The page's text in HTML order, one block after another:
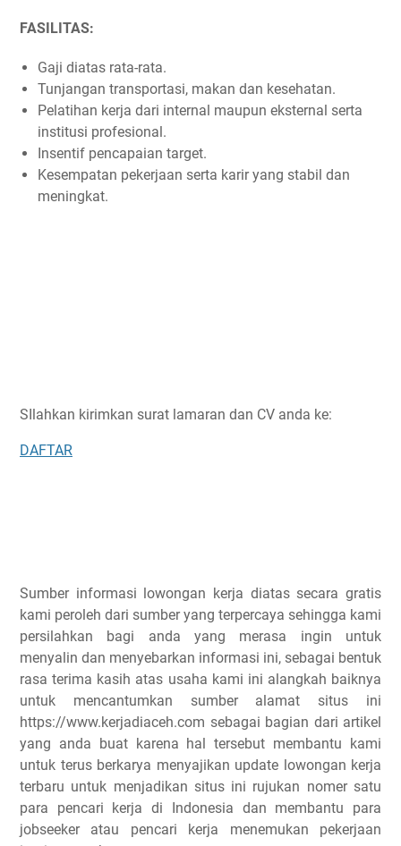
FASILITAS:
Gaji diatas rata-rata.
Tunjangan transportasi, makan dan kesehatan.
Pelatihan kerja dari internal maupun eksternal serta
institusi profesional.
Insentif pencapaian target.
Kesempatan pekerjaan serta karir yang stabil dan
meningkat.
SIlahkan kirimkan surat lamaran dan CV anda ke:
DAFTAR
Sumber informasi lowongan kerja diatas secara gratis
kami peroleh dari sumber yang terpercaya sehingga kami
persilahkan bagi anda yang merasa ingin untuk
menyalin dan menyebarkan informasi ini, sebagai bentuk
rasa terima kasih atas usaha kami ini alangkah baiknya
untuk mencantumkan sumber alamat situs ini
https://www.kerjadiaceh.com sebagai bagian dari artikel
yang anda buat karena hal tersebut membantu kami
untuk terus berkarya menyajikan update lowongan kerja
terbaru untuk menjadikan situs ini rujukan nomer satu
para pencari kerja di Indonesia dan membantu para
jobseeker atau pencari kerja menemukan pekerjaan